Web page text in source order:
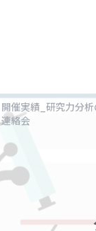
開催実績_研究力分
連絡会